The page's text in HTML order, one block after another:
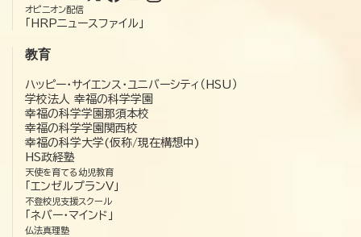
オピニオン配信
「HRPニュースファイル」
教育
ハッピー・サイエンス・ユニバーシティ（HSU）
学校法人 幸福の科学学園
幸福の科学学園那須本校
幸福の科学学園関西校
幸福の科学大学(仮称/現在構想中)
HS政経塾
天使を育てる幼児教育
「エンゼルプランV」
不登校児支援スクール
「ネバー・マインド」
仏法真理塾